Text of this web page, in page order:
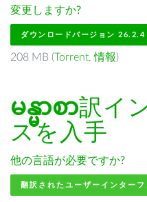
変更しますか?
ダウンロードバージョン 26.2.4
208 MB (Torrent,情報)
မန္မာစာ訳イ
スを入手
他の言語が必要ですか?
翻訳されたユーザーインターフ